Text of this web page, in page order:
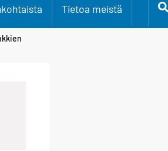
Tietoa meistä